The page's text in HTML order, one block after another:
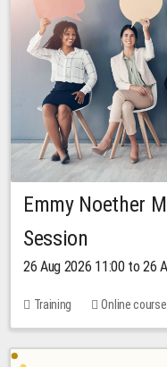
Emmy Noether
Session
26 Aug 2026 11:00 to 26
Training Online course